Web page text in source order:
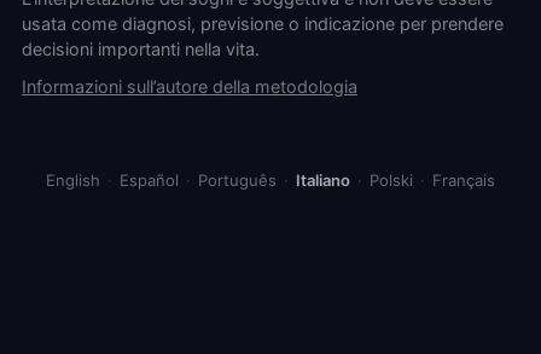
usata come diagnosi, previsione o indicazione per prendere
decisioni importanti nella vita.
Informazioni sull’autore della metodologia
English · Español · Português · Italiano · Polski · Français